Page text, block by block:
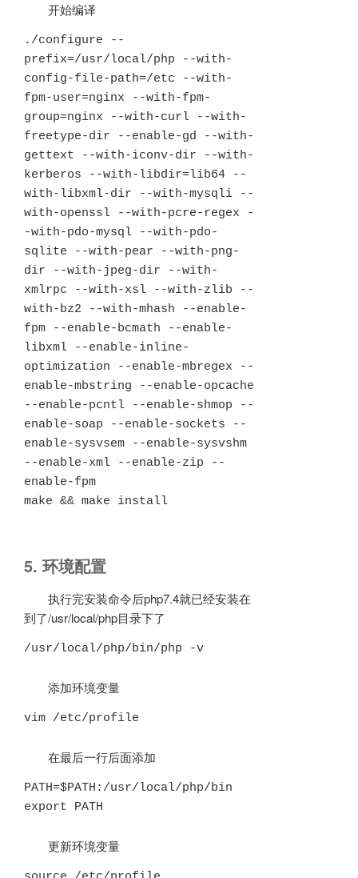
开始编译
./configure --
prefix=/usr/local/php --with-
config-file-path=/etc --with-
fpm-user=nginx --with-fpm-
group=nginx --with-curl --with-
freetype-dir --enable-gd --with-
gettext --with-iconv-dir --with-
kerberos --with-libdir=lib64 --
with-libxml-dir --with-mysqli --
with-openssl --with-pcre-regex -
-with-pdo-mysql --with-pdo-
sqlite --with-pear --with-png-
dir --with-jpeg-dir --with-
xmlrpc --with-xsl --with-zlib --
with-bz2 --with-mhash --enable-
fpm --enable-bcmath --enable-
libxml --enable-inline-
optimization --enable-mbregex --
enable-mbstring --enable-opcache
--enable-pcntl --enable-shmop --
enable-soap --enable-sockets --
enable-sysvsem --enable-sysvshm
--enable-xml --enable-zip --
enable-fpm
make && make install
5. 环境配置
执行完安装命令后php7.4就已经安装在
到了/usr/local/php目录下了
/usr/local/php/bin/php -v
添加环境变量
vim /etc/profile
在最后一行后面添加
PATH=$PATH:/usr/local/php/bin
export PATH
更新环境变量